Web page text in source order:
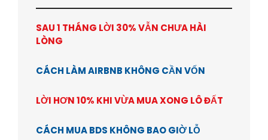
SAU 1 THÁNG LỜI 30% VẪN CHƯA HÀI
LÒNG
CÁCH LÀM AIRBNB KHÔNG CẦN VỐN
LỜI HƠN 10% KHI VỪA MUA XONG LÔ ĐẤT
CÁCH MUA BDS KHÔNG BAO GIỜ LỖ